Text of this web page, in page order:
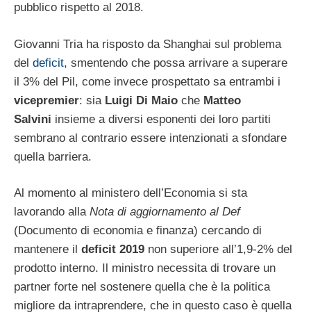
pubblico rispetto al 2018.
Giovanni Tria ha risposto da Shanghai sul problema
del deficit, smentendo che possa arrivare a superare
il 3% del Pil, come invece prospettato sa entrambi i
vicepremier: sia Luigi Di Maio che Matteo
Salvini insieme a diversi esponenti dei loro partiti
sembrano al contrario essere intenzionati a sfondare
quella barriera.
Al momento al ministero dell’Economia si sta
lavorando alla Nota di aggiornamento al Def
(Documento di economia e finanza) cercando di
mantenere il deficit 2019 non superiore all’1,9-2% del
prodotto interno. Il ministro necessita di trovare un
partner forte nel sostenere quella che è la politica
migliore da intraprendere, che in questo caso è quella